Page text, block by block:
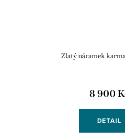
Zlatý náramek
8 900
DETAIL